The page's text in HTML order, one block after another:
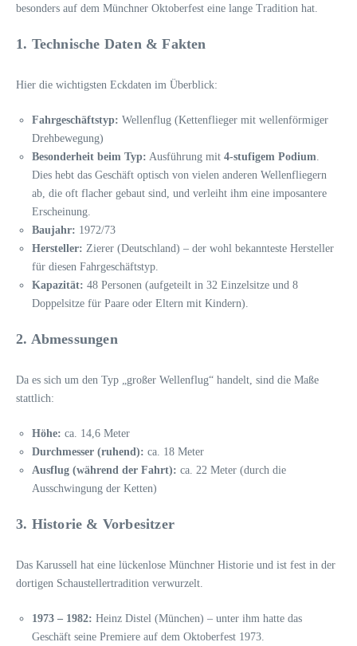
besonders auf dem Münchner Oktoberfest eine lange Tradition hat.
1. Technische Daten & Fakten
Hier die wichtigsten Eckdaten im Überblick:
Fahrgeschäftstyp: Wellenflug (Kettenflieger mit wellenförmiger
Drehbewegung)
Besonderheit beim Typ: Ausführung mit 4-stufigem Podium.
Dies hebt das Geschäft optisch von vielen anderen Wellenfliegern
ab, die oft flacher gebaut sind, und verleiht ihm eine imposantere
Erscheinung.
Baujahr: 1972/73
Hersteller: Zierer (Deutschland) – der wohl bekannteste Hersteller
für diesen Fahrgeschäftstyp.
Kapazität: 48 Personen (aufgeteilt in 32 Einzelsitze und 8
Doppelsitze für Paare oder Eltern mit Kindern).
2. Abmessungen
Da es sich um den Typ „großer Wellenflug“ handelt, sind die Maße
stattlich:
Höhe: ca. 14,6 Meter
Durchmesser (ruhend): ca. 18 Meter
Ausflug (während der Fahrt): ca. 22 Meter (durch die
Ausschwingung der Ketten)
3. Historie & Vorbesitzer
Das Karussell hat eine lückenlose Münchner Historie und ist fest in der
dortigen Schaustellertradition verwurzelt.
1973 – 1982: Heinz Distel (München) – unter ihm hatte das
Geschäft seine Premiere auf dem Oktoberfest 1973.